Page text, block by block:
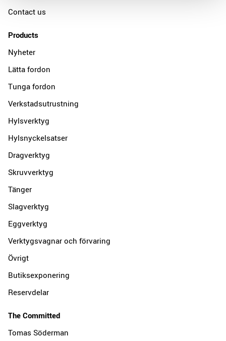
Contact us
Products
Nyheter
Lätta fordon
Tunga fordon
Verkstadsutrustning
Hylsverktyg
Hylsnyckelsatser
Dragverktyg
Skruvverktyg
Tänger
Slagverktyg
Eggverktyg
Verktygsvagnar och förvaring
Övrigt
Butiksexponering
Reservdelar
The Committed
Tomas Söderman